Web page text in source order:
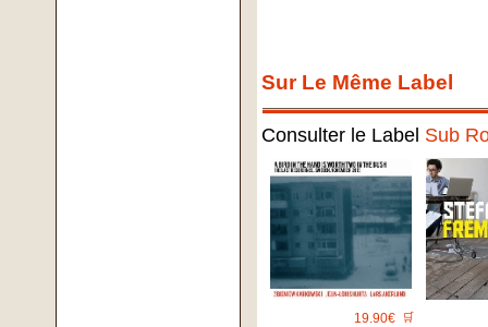
Sur Le Même Label
Consulter le Label Sub
19.90€ 🛒